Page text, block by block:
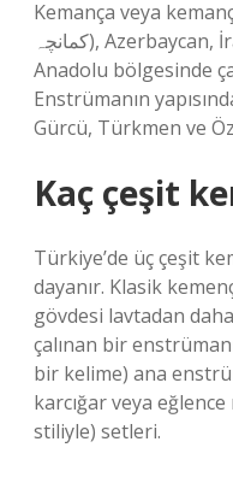
Kemança veya
کمانچہ), Azerbaycan, İran ve Türkiye’nin Doğu
Anadolu bölgesinde
Enstrümanın
Gürcü, Türkmen ve
Kaç çeşit
Türkiye’de üç çeşit
dayanır. Klasik
gövdesi lavtadan
çalınan bir
bir kelime) ana
karcığar veya eğlence
stiliyle) setleri.